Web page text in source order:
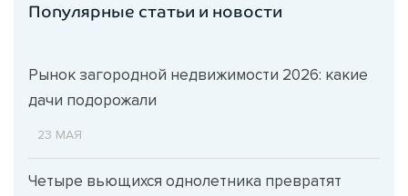
Популярные статьи и новости
Рынок загородной недвижимости 2026: какие
дачи подорожали
23 МАЯ
Четыре вьющихся однолетника превратят